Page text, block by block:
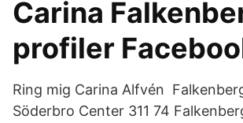
Carina
profiler
Ring mig Carina Alfvén
Söderbro Center 311 74